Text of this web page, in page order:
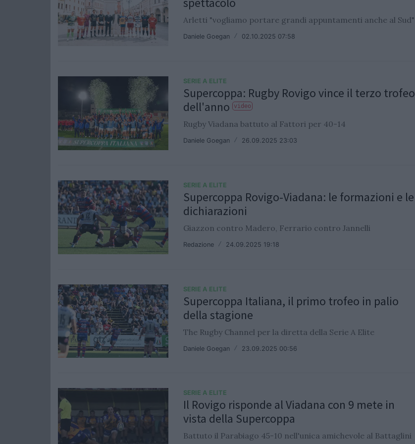
Arletti "vogliamo portare grandi appuntamenti anche al Sud"
Daniele Goegan / 02.10.2025 07:58
SERIE A ELITE
Supercoppa: Rugby Rovigo vince il terzo trofeo
dell'anno video
Rugby Viadana battuto al Fattori per 40-14
Daniele Goegan / 26.09.2025 23:03
SERIE A ELITE
Supercoppa Rovigo-Viadana: le formazioni e le
dichiarazioni
Giazzon contro Madero, Ferrario contro Jannelli
Redazione / 24.09.2025 19:18
SERIE A ELITE
Supercoppa Italiana, il primo trofeo in palio
della stagione
The Rugby Channel per la diretta della Serie A Elite
Daniele Goegan / 23.09.2025 00:56
SERIE A ELITE
Il Rovigo risponde al Viadana con 9 mete in
vista della Supercoppa
Battuto il Parabiago 45-10 nell'unica amichevole al Battaglini